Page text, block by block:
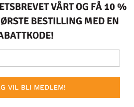
VÅRT OG FÅ 10 %
BESTILLING MED EN
VIL BLI MEDLEM!